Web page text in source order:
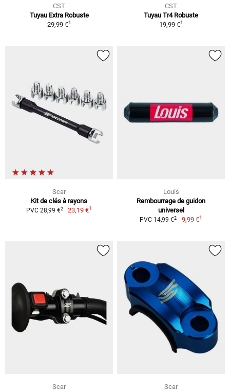
CST
Tuyau Extra Robuste
29,99 €1
CST
Tuyau Tr4 Robuste
19,99 €1
Scar
Kit de clés à rayons
PVC 28,99 €2 23,19 €1
Louis
Rembourrage de guidon
universel
PVC 14,99 €2 9,99 €1
Scar
Scar